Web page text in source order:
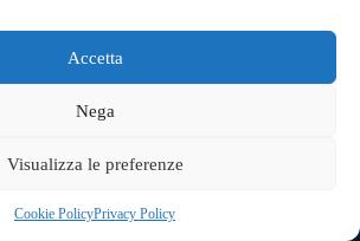
Accetta
Nega
Visualizza le preferenze
Cookie PolicyPrivacy Policy
2026 Clouds&Training Srl
110, Cinisello Balsamo (MI) -
Fiscale: 09909410962